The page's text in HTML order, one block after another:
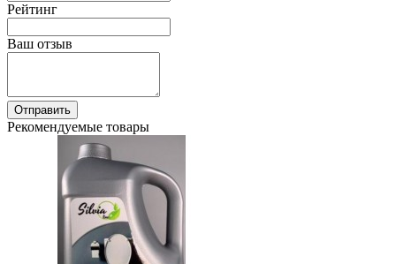
Рейтинг
Ваш отзыв
Отправить
Рекомендуемые товары